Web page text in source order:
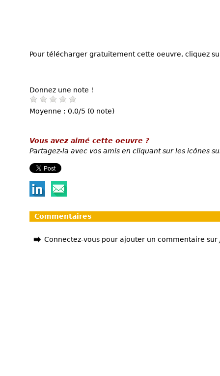
Pour télécharger gratuitement cette oeuvre, cliquez
Donnez une note !
Moyenne : 0.0/5 (0 note)
Vous avez aimé cette oeuvre ?
Partagez-la avec vos amis en cliquant sur les icônes
Commentaires
Connectez-vous pour ajouter un commentaire sur